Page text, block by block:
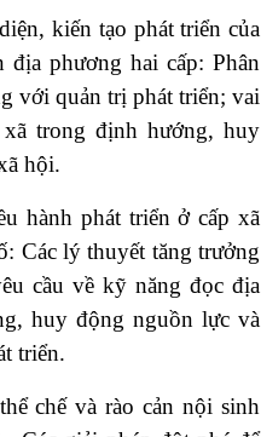
kiến tạo phát triển của
phương hai cấp: Phân
với quản trị phát triển; vai
xã trong định hướng, huy
hội.
hành phát triển ở cấp xã
Các lý thuyết tăng trưởng
cầu về kỹ năng đọc địa
huy động nguồn lực và
triển.
chế và rào cản nội sinh